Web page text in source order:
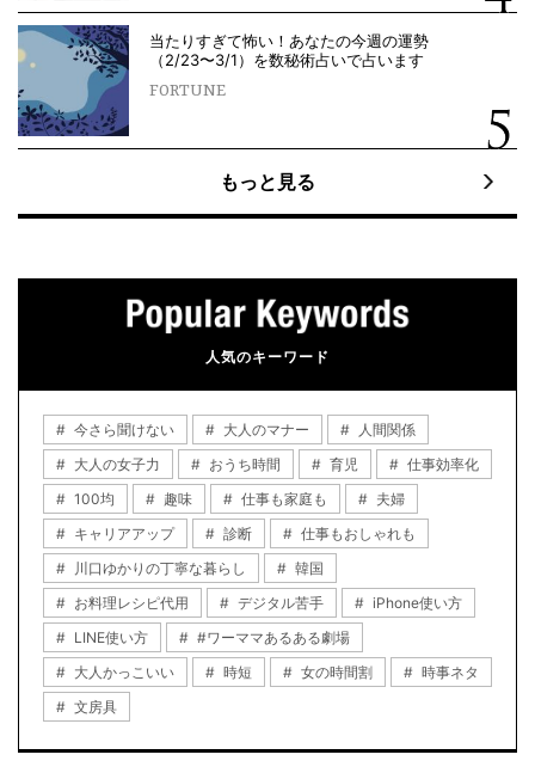
当たりすぎて怖い！あなたの今週の運勢
（2/23〜3/1）を数秘術占いで占います
FORTUNE
もっと見る
人気のキーワード
今さら聞けない 大人のマナー
人間関係
大人の女子力
おうち時間 育児
仕事効率化
100均
趣味 仕事も家庭も
夫婦
キャリアアップ
診断
仕事もおしゃれも
川口ゆかりの丁寧な暮らし
韓国
お料理レシピ代用
デジタル苦手
iPhone使い方
LINE使い方
#ワーママあるある劇場
大人かっこいい
時短 女の時間割
時事ネタ
文房具